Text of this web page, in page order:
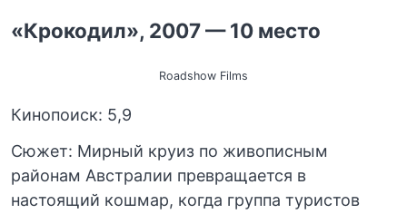
«Крокодил», 2007 — 10 место
Roadshow Films
Кинопоиск: 5,9
Сюжет: Мирный круиз по живописным
районам Австралии превращается в
настоящий кошмар, когда группа туристов